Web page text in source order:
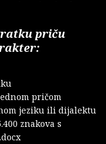
priču
pričom
jeziku ili dijalektu
znakova s